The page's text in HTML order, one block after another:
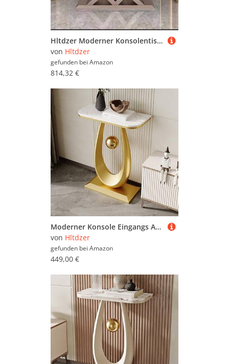
Hltdzer Moderner Konsolentisch aus Eisen mit herzförmigem Fuß und Antik-Finish, langes Regal, Wandregal, Flurtisch, Podest, Verandaschrank(C,120 * 30 * 80cm/47.2 * 11.8 * 31.5in)
von Hltdzer
gefunden bei Amazon
814,32 €
Moderner Konsole Eingangs Akzent Sofa Tisch mit Tröpfchenförmiger Basis und Kugelpendel Schmaler und Langer Akzent Tisch für Eingangshalle Hinter Dem Sofa(F,80 * 30 * 75CM/31.5 * 11.8 * 29.5IN)
von Hltdzer
gefunden bei Amazon
449,00 €